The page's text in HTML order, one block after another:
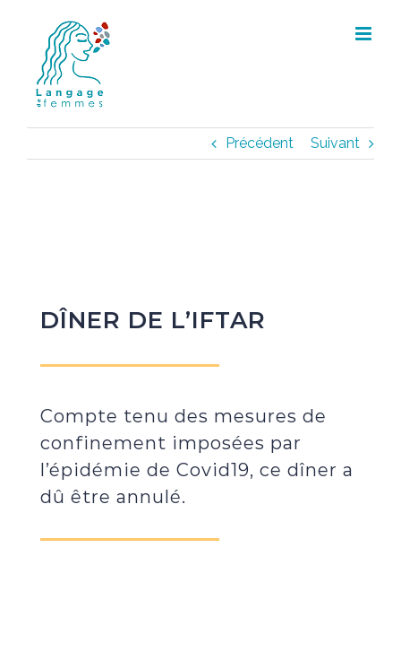
content
Précédent Suivant
DÎNER DE L’IFTAR
Compte tenu des mesures de
confinement imposées par
l’épidémie de Covid19, ce dîner a
dû être annulé.